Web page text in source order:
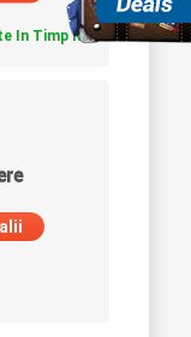
In Timp Real